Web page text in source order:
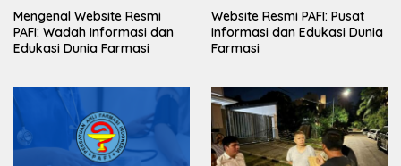
Mengenal Website Resmi
PAFI: Wadah Informasi dan
Edukasi Dunia Farmasi
Website Resmi PAFI: Pusat
Informasi dan Edukasi Dunia
Farmasi